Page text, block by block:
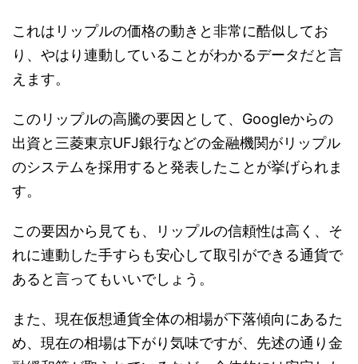
これはリップルの価格の動きと非常に酷似してお
り、やはり連動していることがわかるデータだと言
えます。
このリップルの高騰の要因として、 Googleからの
出資と三菱東京UFJ銀行などの金融機関がリップル
のシステムを採用すると発表したことが挙げられま
す。
この要因から見ても、リップルの信頼性は高く、そ
れに連動した手すらも安心して取引ができる通貨で
あると言ってもいいでしょう。
また、現在仮想通貨全体の相場が下落傾向にあるた
め、現在の相場は下がり気味ですが、先述の通り金